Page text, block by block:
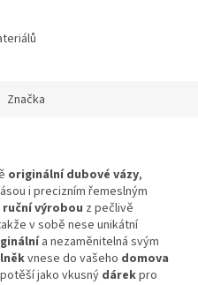
Značka
originální dubové vázy,
i precizním řemeslným
ruční výrobou z pečlivě
v sobě nese unikátní
a nezaměnitelná svým
vnese do vašeho domova
jako vkusný dárekpro